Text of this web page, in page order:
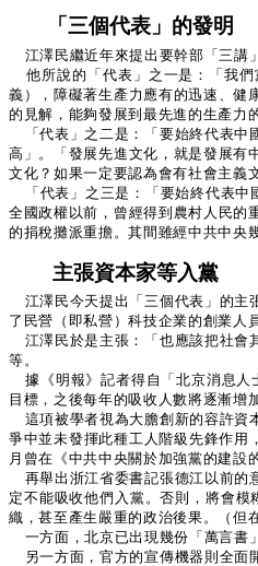
「三個代表」的發明
江澤民繼近年來提出要幹部「三講
他所說的「代表」之一是：「我
義），障礙著生產力應有的迅速、健
的見解，能夠發展到最先進的生產力
「代表」之二是：「要始終代表
高」。「發展先進文化，就是發展有
文化？如果一定要認為會有社會主義
「代表」之三是：「要始終代表
全國政權以前，曾經得到農村人民的
的捐稅攤派重擔。其間雖經中共中央
主張資本家等入黨
江澤民今天提出「三個代表」的主
了民營（即私營）科技企業的創業人
江澤民於是主張：「也應該把社會
等。
據《明報》記者得自「北京消息
目標，之後每年的吸收人數將逐漸增
這項被學者視為大膽創新的容許資
爭中並未發揮此種工人階級先鋒作用
月曾在《中共中央關於加強黨的建
再舉出浙江省委書記張德江以前的
定不能吸收他們入黨。否則，將會
織，甚至產生嚴重的政治後果。（但
一方面，北京已出現幾份「萬言書
另一方面，官方的宣傳機器則全